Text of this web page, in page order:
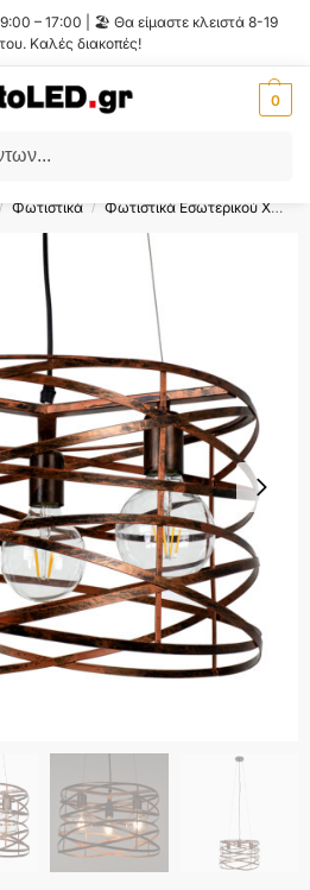
– 17:00 | 🏖️ Θα είμαστε κλειστά 8-19
Καλές διακοπές!
0
με τον κωδικό
/ Φωτιστικά / Φωτιστικά Εσωτερικού Χώρου